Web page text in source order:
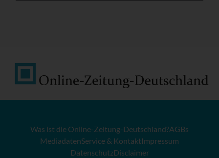
Was ist die Online-Zeitung-Deutschland?AGBs
MediadatenService & KontaktImpressum
DatenschutzDisclaimer